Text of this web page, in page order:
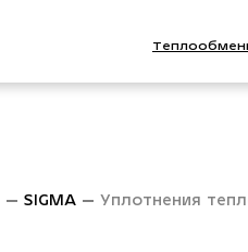
SIGMA Уплотнения